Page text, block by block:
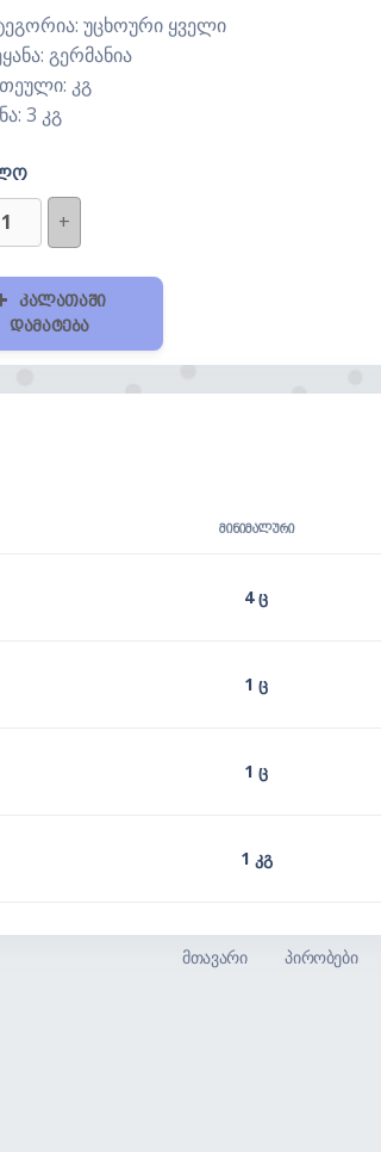
უცხოური ყველი
გერმანია
კგ
3 კგ
+
კალათაში
დამატება
ᲛᲘᲜᲘᲛᲐᲚᲣᲠᲘ
4 ც
1 ც
1 ც
1 კგ
მთავარი პირობები